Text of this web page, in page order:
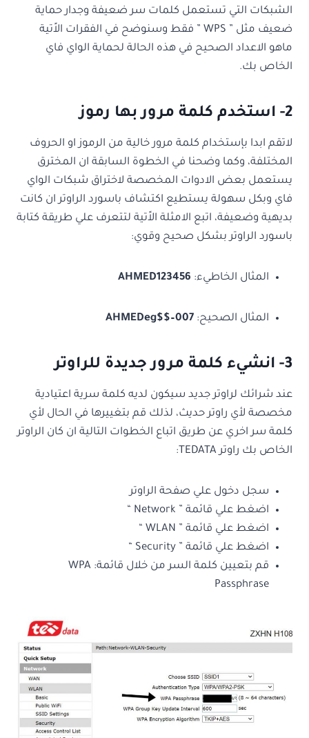
الشبكات التي تستعمل كلمات سر ضعيفة وجدار حماية
ضعيف مثل ” WPS ” فقط وسنوضح في الفقرات الاًتية
ماهو الاعداد الصحيح في هذه الحالة لحماية الواي فاي
الخاص بك.
2- استخدم كلمة مرور بها رموز
لاتقم ابدا بإستخدام كلمة مرور خالية من الرموز او الحروف
المختلفة، وكما وضحنا في الخطوة السابقة ان المخترق
يستعمل بعض الادوات المخصصة لاختراق شبكات الواي
فاي وبكل سهولة يستطيع اكتشاف باسورد الراوتر ان كانت
بديهية وضعيفة، اتبع الامثلة الاًتية لتتعرف علي طريقة كتابة
باسورد الراوتر بشكل صحيح وقوي:
المثال الخاطيء: AHMED123456
المثال الصحيح: AHMEDeg$$–007
3- انشيء كلمة مرور جديدة للراوتر
عند شرائك لراوتر جديد سيكون لديه كلمة سرية اعتيادية
مخصصة لأي راوتر حديث، لذلك قم بتغييرها في الحال لأي
كلمة سر اخري عن طريق اتباع الخطوات التالية ان كان الراوتر
الخاص بك راوتر TEDATA:
سجل دخول علي صفحة الراوتر
اضغط علي قائمة ” Network “
اضغط علي قائمة ” WLAN “
اضغط علي قائمة ” Security “
قم بتعيين كلمة السر من خلال قائمة: WPA
Passphrase